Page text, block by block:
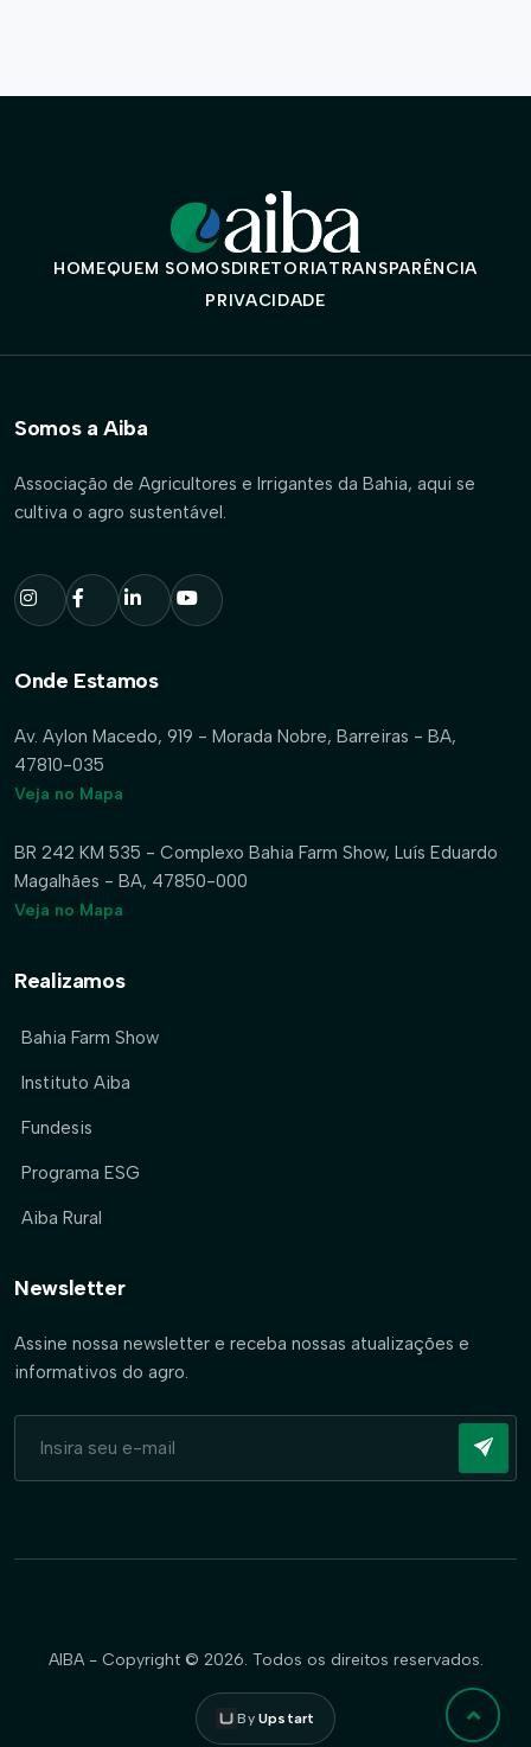
HOMEQUEM SOMOSDIRETORIATRANSPARÊNCIA
PRIVACIDADE
Somos a Aiba
Associação de Agricultores e Irrigantes da Bahia, aqui se
cultiva o agro sustentável.
Onde Estamos
Av. Aylon Macedo, 919 - Morada Nobre, Barreiras - BA,
47810-035
Veja no Mapa
BR 242 KM 535 - Complexo Bahia Farm Show, Luís Eduardo
Magalhães - BA, 47850-000
Veja no Mapa
Realizamos
Bahia Farm Show
Instituto Aiba
Fundesis
Programa ESG
Aiba Rural
Newsletter
Assine nossa newsletter e receba nossas atualizações e
informativos do agro.
AIBA - Copyright © 2026. Todos os direitos reservados.
ByUpstart